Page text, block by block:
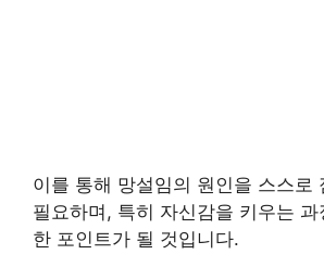
이를 통해 망설임의 원인을 스스로
필요하며, 특히 자신감을 키우는
한 포인트가 될 것입니다.